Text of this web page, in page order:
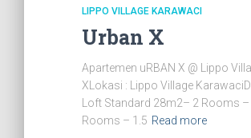
LIPPO VILLAGE KARAWACI
Urban X
Apartemen uRBAN X @ Lippo
XLokasi : Lippo Village
Loft Standard 28m2– 2 Rooms
Rooms – 1.5 Read more